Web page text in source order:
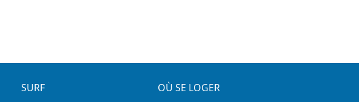
SURF
OÙ SE LOGER